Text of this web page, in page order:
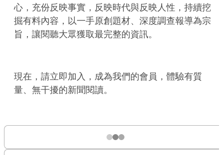
心，充份反映事實，反映時代與反映人性，持續挖
掘有料內容，以一手原創題材、深度調查報導為宗
旨，讓閱聽大眾獲取最完整的資訊。
現在，請立即加入，成為我們的會員，體驗有質
量、無干擾的新聞閱讀。